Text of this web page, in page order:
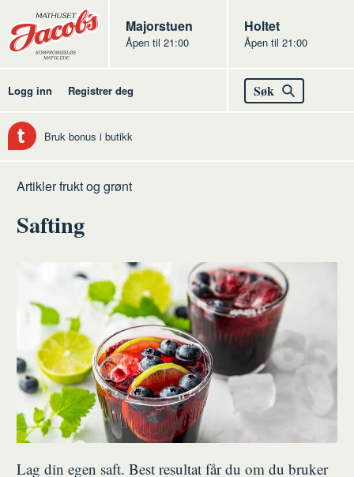
Butikker
Jacobs
Majorstuen
Åpen til 21:00
Jacobs
Holtet
Åpen til 21:00
Logg inn Registrer deg Søk
Bruk bonus i butikk
Hjem
Frukt
grønt
Artikler frukt og grønt
Safting
Lag din egen saft. Best resultat får du om du bruker